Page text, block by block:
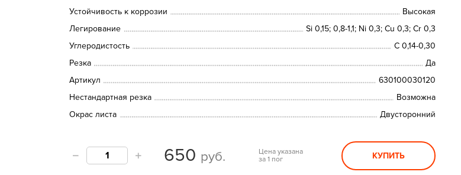
Устойчивость к коррозии
Высокая
Легирование
Si 0,15; 0,8-1,1; Ni 0,3; Сu 0,3; Cr 0,3
Углеродистость
C 0,14-0,30
Резка
Да
Артикул
630100030120
Нестандартная резка
Возможна
Окрас листа
Двусторонний
650 руб.
Цена указана
за 1 пог
КУПИТЬ